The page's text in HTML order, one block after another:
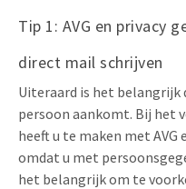
Tip 1: AVG en privacy
direct mail schrijven
Uiteraard is het belangrijk
persoon aankomt. Bij het
heeft u te maken met
omdat u met
het belangrijk om te
Andere opvallende mailings
Alle producten
Horeca Marketing
Food Marketing